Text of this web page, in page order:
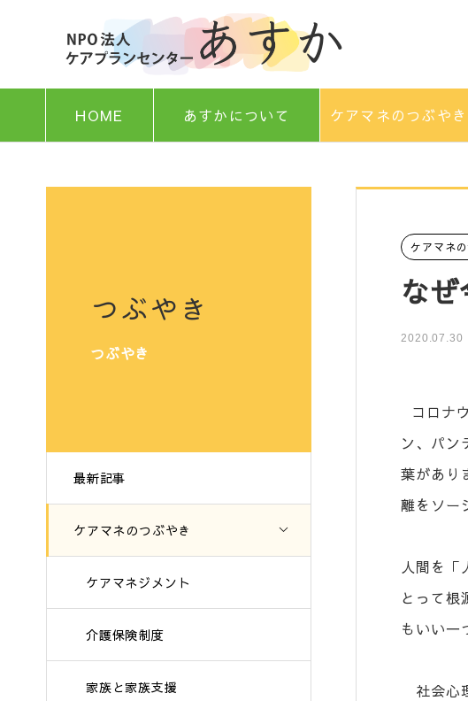
HOME あすかについて ケアマネのつぶやき
つぶやき
つぶやき
最新記事
ケアマネのつぶやき
ケアマネジメント
介護保険制度
家族と家族支援
ケアマネ
な
2020.07.30
コロナ
ン、パン
葉があり
離をソー
人間を「
とって根
もいい一
社会心